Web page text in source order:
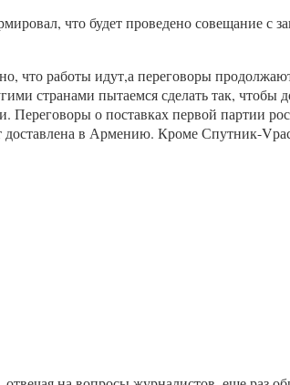
что будет проведено совещание с
что работы идут,а переговоры
странами пытаемся сделать так, чтобы
Переговоры о поставках первой партии
доставлена в Армению. Кроме Спутник-